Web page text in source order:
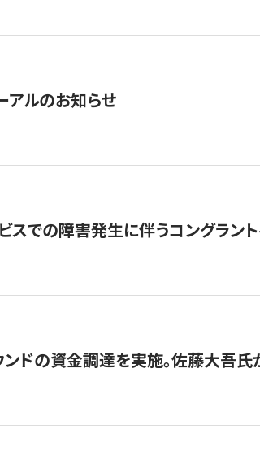
アルのお知らせ
スでの障害発生に伴うコングラン
ドの資金調達を実施。佐藤大吾氏